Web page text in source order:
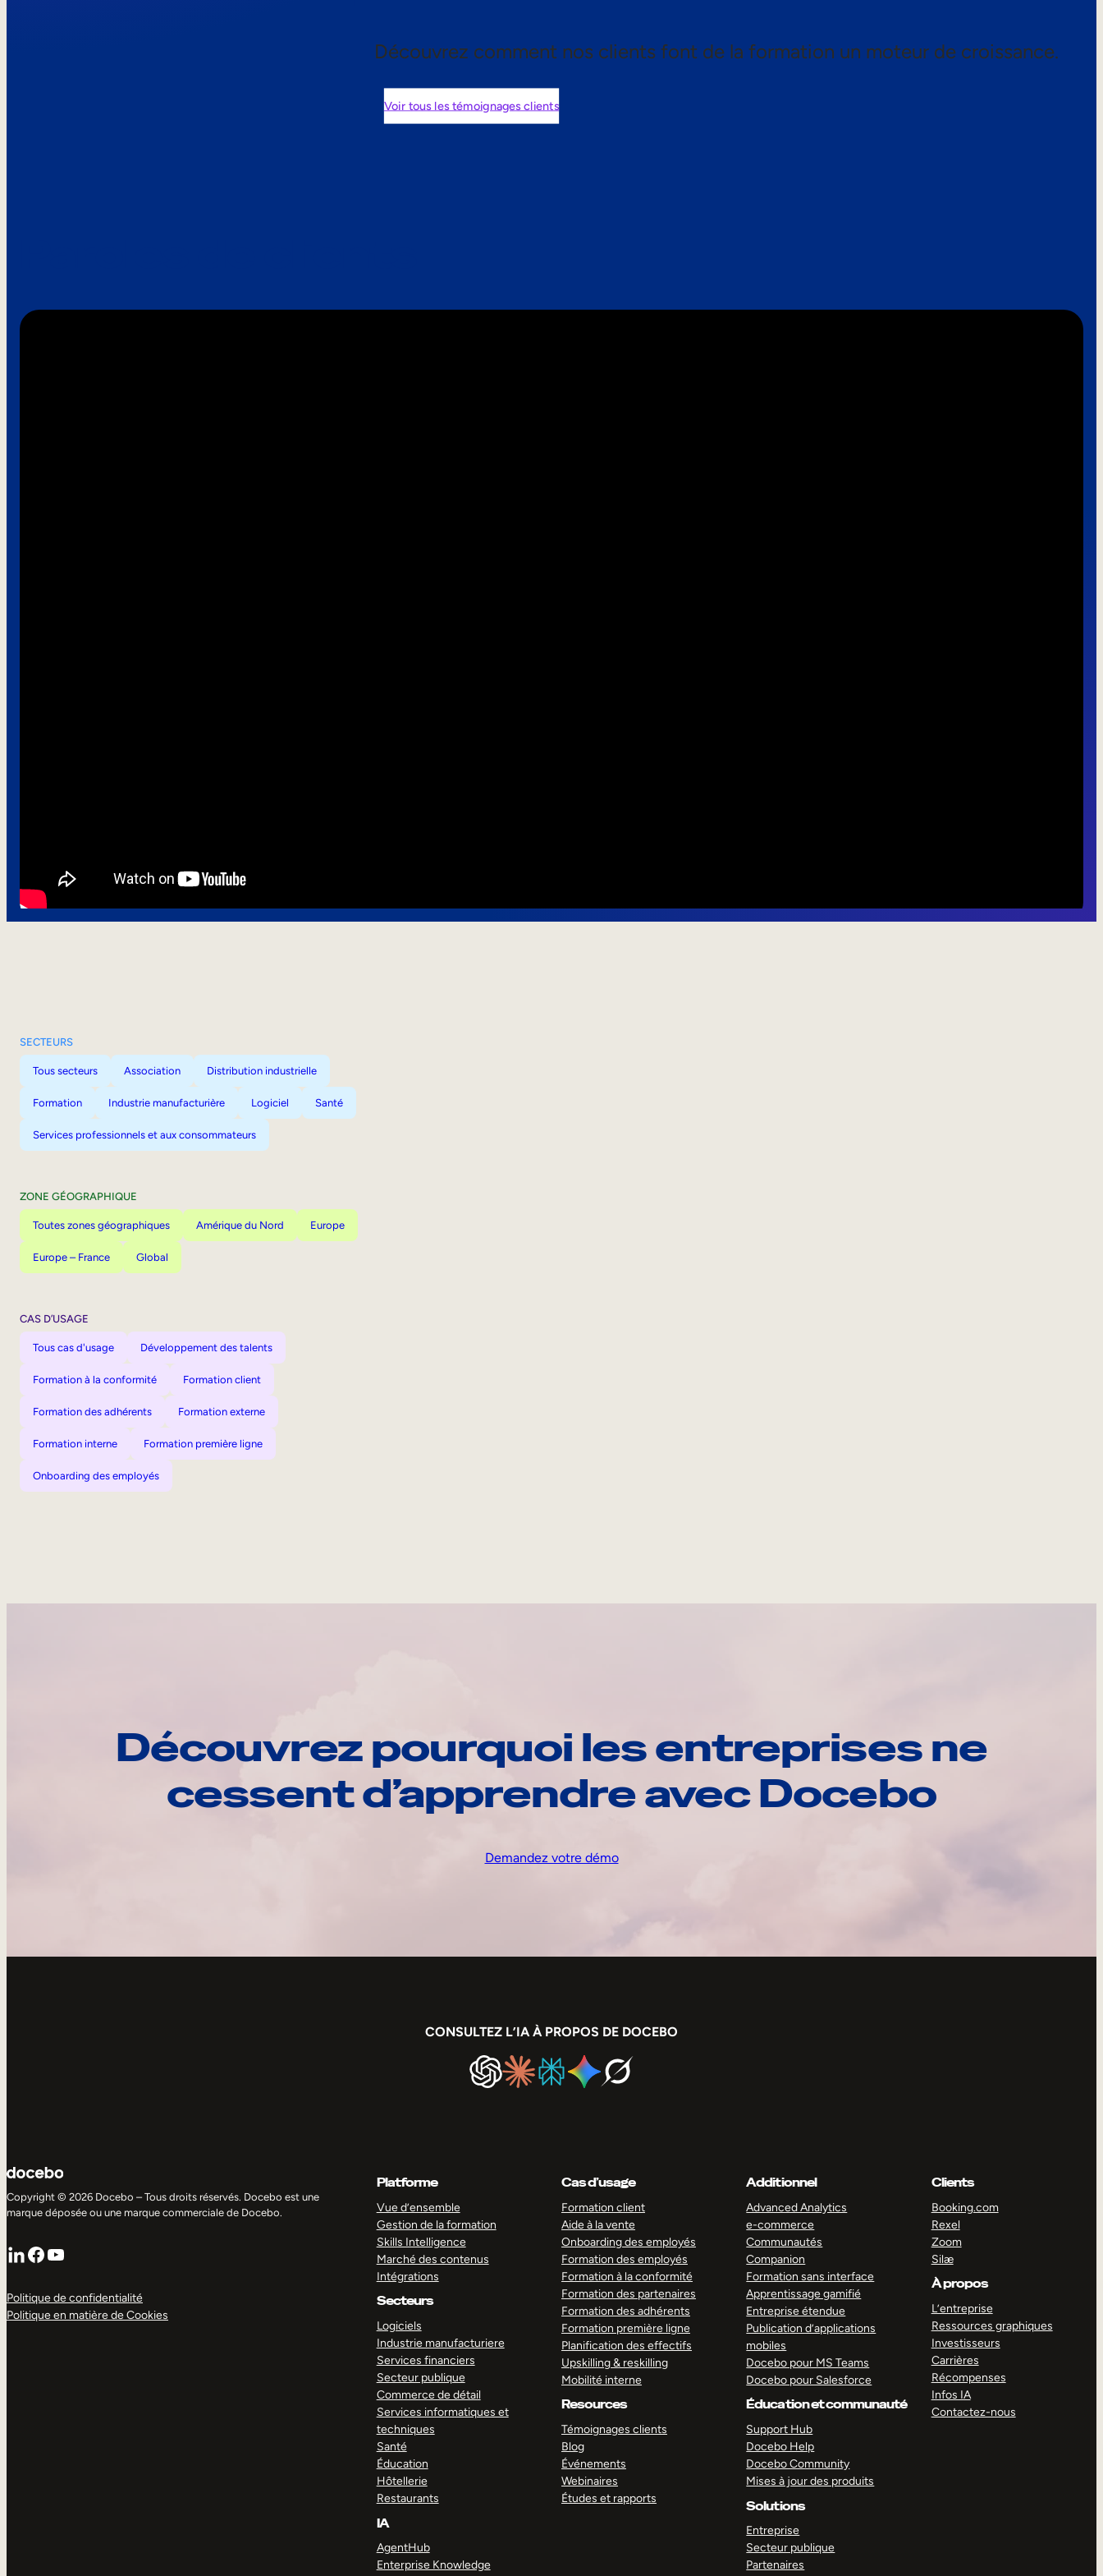
Découvrez comment nos clients font de la formation un moteur de croissance.
Voir tous les témoignages clients
SECTEURS
Tous secteurs Association Distribution industrielle
Formation Industrie manufacturière Logiciel Santé
Services professionnels et aux consommateurs
ZONE GÉOGRAPHIQUE
Toutes zones géographiques Amérique du Nord Europe
Europe – France Global
CAS D’USAGE
Tous cas d'usage Développement des talents
Formation à la conformité Formation client
Formation des adhérents Formation externe
Formation interne Formation première ligne
Onboarding des employés
Découvrez pourquoi les entreprises ne
cessent d’apprendre avec Docebo
Demandez votre démo
CONSULTEZ L’IA À PROPOS DE DOCEBO
Copyright © 2026 Docebo – Tous droits réservés. Docebo est une
marque déposée ou une marque commerciale de Docebo.
LinkedIn
Facebook
YouTube
Politique de confidentialité
Politique en matière de Cookies
Platforme
Vue d’ensemble
Gestion de la formation
Skills Intelligence
Marché des contenus
Intégrations
Secteurs
Logiciels
Industrie manufacturiere
Services financiers
Secteur publique
Commerce de détail
Services informatiques et
techniques
Santé
Éducation
Hôtellerie
Restaurants
IA
AgentHub
Enterprise Knowledge
Cas d’usage
Formation client
Aide à la vente
Onboarding des employés
Formation des employés
Formation à la conformité
Formation des partenaires
Formation des adhérents
Formation première ligne
Planification des effectifs
Upskilling & reskilling
Mobilité interne
Resources
Témoignages clients
Blog
Événements
Webinaires
Études et rapports
Additionnel
Advanced Analytics
e-commerce
Communautés
Companion
Formation sans interface
Apprentissage gamifié
Entreprise étendue
Publication d’applications
mobiles
Docebo pour MS Teams
Docebo pour Salesforce
Éducation et communauté
Support Hub
Docebo Help
Docebo Community
Mises à jour des produits
Solutions
Entreprise
Secteur publique
Partenaires
Clients
Booking.com
Rexel
Zoom
Silæ
À propos
L’entreprise
Ressources graphiques
Investisseurs
Carrières
Récompenses
Infos IA
Contactez-nous